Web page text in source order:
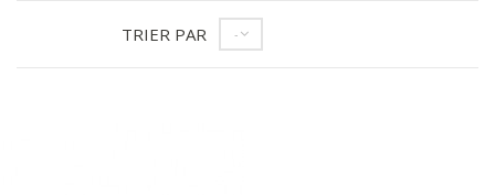
TRIER PAR --